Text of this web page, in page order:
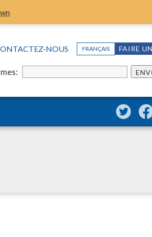
NOUS FRANÇAIS FAIRE